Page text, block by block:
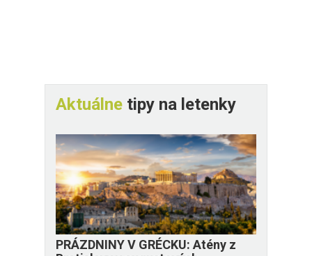
Aktuálne tipy na letenky
PRÁZDNINY V GRÉCKU: Atény z